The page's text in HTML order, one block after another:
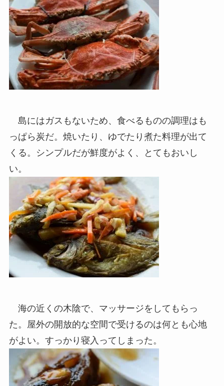
島にはガスもないため、食べるものの調理はも
っぱら炭だ。焼いたり、ゆでたり煮た料理が出て
くる。シンプルだが鮮度がよく、とてもおいし
い。
海の近くの木陰で、マッサージをしてもらっ
た。屋外の開放的な空間で受けるのは何とも心地
がよい。すっかり寝入ってしまった。